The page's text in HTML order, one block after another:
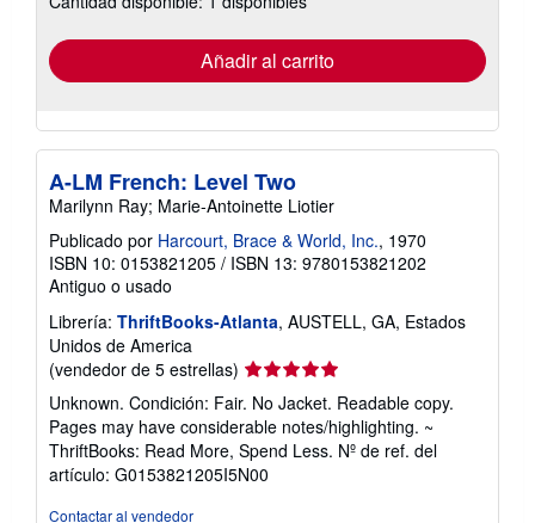
tarifas
envío
Añadir al carrito
A-LM French: Level Two
Marilynn Ray; Marie-Antoinette Liotier
Publicado por Harcourt, Brace & World, Inc., 1970
ISBN 10: 0153821205 / ISBN 13: 9780153821202
Antiguo o usado
Librería: ThriftBooks-Atlanta, AUSTELL, GA, Estados
Unidos de America
(vendedor de 5 estrellas) Calificación
del
vendedor:
5
de
5
Unknown. Condición: Fair. No Jacket. Readable copy.
Pages may have considerable notes/highlighting. ~
ThriftBooks: Read More, Spend Less. Nº de ref. del
artículo: G0153821205I5N00
Contactar al vendedor